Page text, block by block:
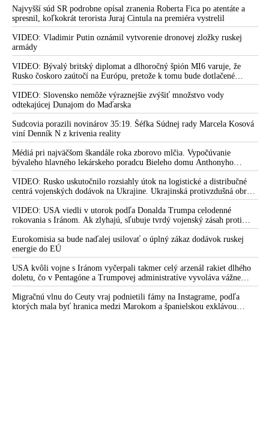
Lučanského advokát Beresecký vylúčil úmyselné aj cudzie
zavinenie zranenia policajného exprezidenta
VIDEO: Strácame civilizačný „náter“. Ak sa potvrdí
dokopanie generála Lučanského, je to na odstúpenie ministerky
spravodlivosti
Zo strany parlamentu a Matovičovej vlády dochádza k
masívnej deštrukcii právneho štátu a k porušovaniu základných
slobôd občanov, varujú sudcovia
Žilinka uložil krajskému prokurátorovi bezodkladne preskúmať
okolnosti ohľadne údajného dobitia generála Lučanského vo
väzbe
Slovensku hrozí medzinárodný škandál. Policajného
exprezidenta generála Lučanského dobili bachari alebo väzni a
Mikulec sa tvári, že sa nič nestalo
VIDEO: Pani ministerka, okamžite vysvetlite, čo sa stalo vo
väznici Milanovi Lučanskému, vyzval Kolíkovú expremiér
Fico
Lučanský mal utrpieť vo väzbe viacnásobnú zlomeninu
nadočnicového oblúku s krvácaním do mozgu
Ďalšia vzbura proti pomerom v justícii: Advokáti vyšli do ulíc
bojovať za rok väzneného kolegu
Milan Lučanský: Takto to bolo s Petrom Tóthom v prípade
Najvyšší súd SR podrobne opísal zranenia Roberta Fica po atentáte a
spresnil, koľkokrát terorista Juraj Cintula na premiéra vystrelil
VIDEO: Vladimir Putin oznámil vytvorenie dronovej zložky ruskej
armády
VIDEO: Bývalý britský diplomat a dlhoročný špión MI6 varuje, že
Rusko čoskoro zaútočí na Európu, pretože k tomu bude dotlačené
rovnako, ako bolo dotlačené k invázii na Ukrajinu v roku 2022.
Zelenskyj medzitým v Kyjeve naliehal na zhromaždených diplomatov,
aby vo svete zháňali energie pre Ukrajinu na zimu. Putin vraj bude
mobilizovať a vojna sa do zimy pravdepodobne neskončí
VIDEO: Slovensko nemôže výraznejšie zvýšiť množstvo vody
odtekajúcej Dunajom do Maďarska
Sudcovia porazili novinárov 35:19. Šéfka Súdnej rady Marcela Kosová
viní Denník N z krivenia reality
Médiá pri najväčšom škandále roka zborovo mlčia. Vypočúvanie
bývaleho hlavného lekárskeho poradcu Bieleho domu Anthonyho
Fauciho pred výborom amerického Senátu väčšina médií ignorovala
VIDEO: Rusko uskutočnilo rozsiahly útok na logistické a distribučné
centrá vojenských dodávok na Ukrajine. Ukrajinská protivzdušná obrana
nedokázala počas ničivého nočného útoku na Kyjev a jeho okolie
zachytiť ani jednu ruskú raketu
VIDEO: USA viedli v utorok podľa Donalda Trumpa celodenné
rokovania s Iránom. Ak zlyhajú, sľubuje tvrdý vojenský zásah proti
Teheránu
Eurokomisia sa bude naďalej usilovať o úplný zákaz dodávok ruskej
energie do EÚ
USA kvôli vojne s Iránom vyčerpali takmer celý arzenál rakiet dlhého
doletu, čo v Pentagóne a Trumpovej administratíve vyvoláva vážne
obavy o bojaschopnosť americkej armády v prípade vypuknutia
konfliktu s Čínou alebo Ruskom
Migračnú vlnu do Ceuty vraj podnietili fámy na Instagrame, podľa
ktorých mala byť hranica medzi Marokom a španielskou exklávou